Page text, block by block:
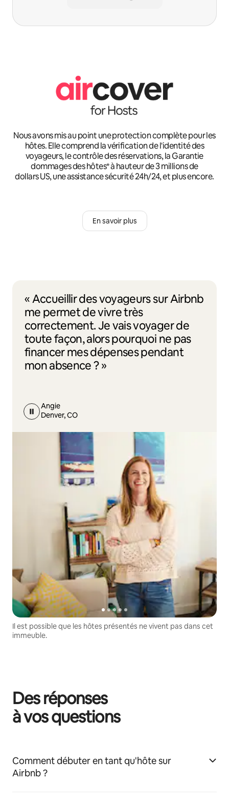
Nous avons mis au point une protection complète pour les
hôtes. Elle comprend la vérification de l'identité des
voyageurs, le contrôle des réservations, la Garantie
dommages des hôtes* à hauteur de 3 millions de
dollars US, une assistance sécurité 24h/24, et plus encore.
En savoir plus
« Accueillir des voyageurs sur Airbnb
me permet de vivre très
correctement. Je vais voyager de
toute façon, alors pourquoi ne pas
financer mes dépenses pendant
mon absence ? »
Angie
Denver, CO
Il est possible que les hôtes présentés ne vivent pas dans cet
immeuble.
Des réponses
à vos questions
Comment débuter en tant qu'hôte sur
Airbnb ?